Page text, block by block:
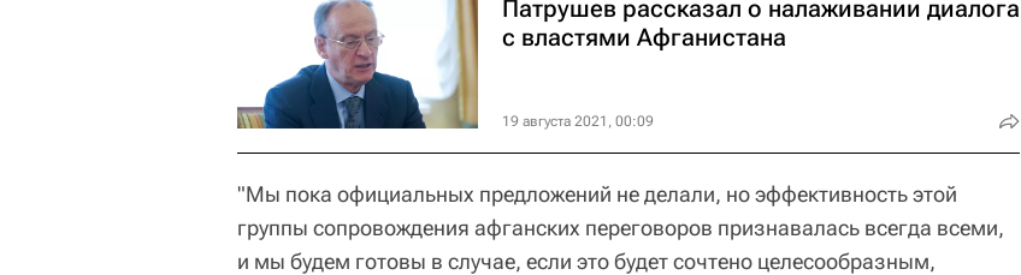
Патрушев рассказал о налаживании диалога
с властями Афганистана
19 августа 2021, 00:09
"Мы пока официальных предложений не делали, но эффективность этой
группы сопровождения афганских переговоров признавалась всегда всеми,
и мы будем готовы в случае, если это будет сочтено целесообразным,